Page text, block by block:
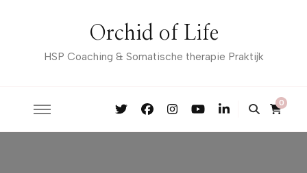
Orchid of Life
HSP Coaching & Somatische therapie Praktijk
0